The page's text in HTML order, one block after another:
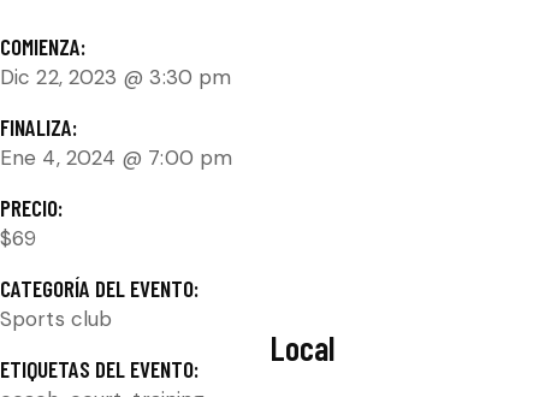
COMIENZA:
Dic 22, 2023 @ 3:30 pm
FINALIZA:
Ene 4, 2024 @ 7:00 pm
PRECIO:
$69
CATEGORÍA DEL EVENTO:
Sports club
ETIQUETAS DEL EVENTO:
Local